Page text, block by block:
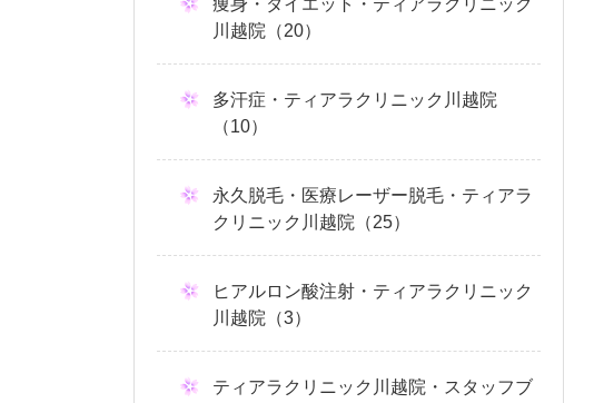
痩身・ダイエット・ティアラクリニック
川越院（20）
多汗症・ティアラクリニック川越院
（10）
永久脱毛・医療レーザー脱毛・ティアラ
クリニック川越院（25）
ヒアルロン酸注射・ティアラクリニック
川越院（3）
ティアラクリニック川越院・スタッフブ